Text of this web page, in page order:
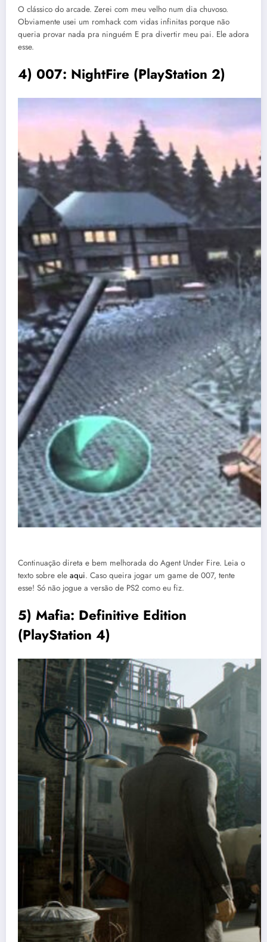
O clássico do arcade. Zerei com meu velho num dia chuvoso.
Obviamente usei um romhack com vidas infinitas porque não
queria provar nada pra ninguém E pra divertir meu pai. Ele adora
esse.
4) 007: NightFire (PlayStation 2)
Continuação direta e bem melhorada do Agent Under Fire. Leia o
texto sobre ele aqui. Caso queira jogar um game de 007, tente
esse! Só não jogue a versão de PS2 como eu fiz.
5) Mafia: Definitive Edition
(PlayStation 4)